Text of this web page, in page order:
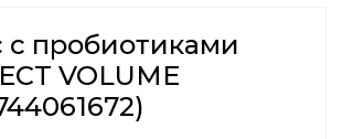
с пробиотиками
VOLUME